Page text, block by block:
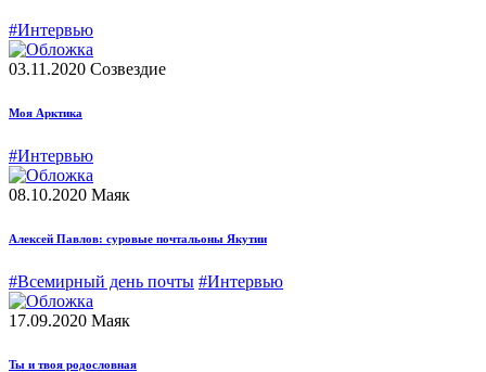
#Интервью
03.11.2020 Созвездие
Моя Арктика
#Интервью
08.10.2020 Маяк
Алексей Павлов: суровые почтальоны Якутии
#Всемирный день почты #Интервью
17.09.2020 Маяк
Ты и твоя родословная